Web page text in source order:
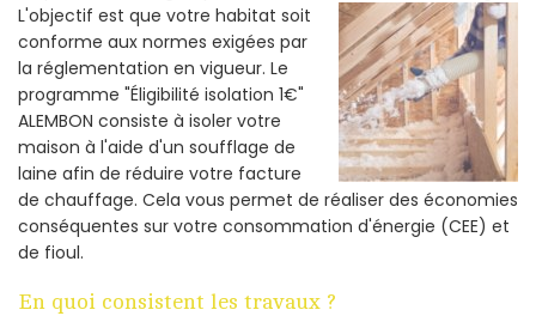
L'objectif est que votre habitat soit
conforme aux normes exigées par
la réglementation en vigueur. Le
programme "Éligibilité isolation 1€"
ALEMBON consiste à isoler votre
maison à l'aide d'un soufflage de
laine afin de réduire votre facture
de chauffage. Cela vous permet de réaliser des économies
conséquentes sur votre consommation d'énergie (CEE) et
de fioul.
En quoi consistent les travaux ?